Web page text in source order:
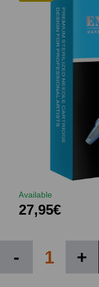
Available
27,95€
- +